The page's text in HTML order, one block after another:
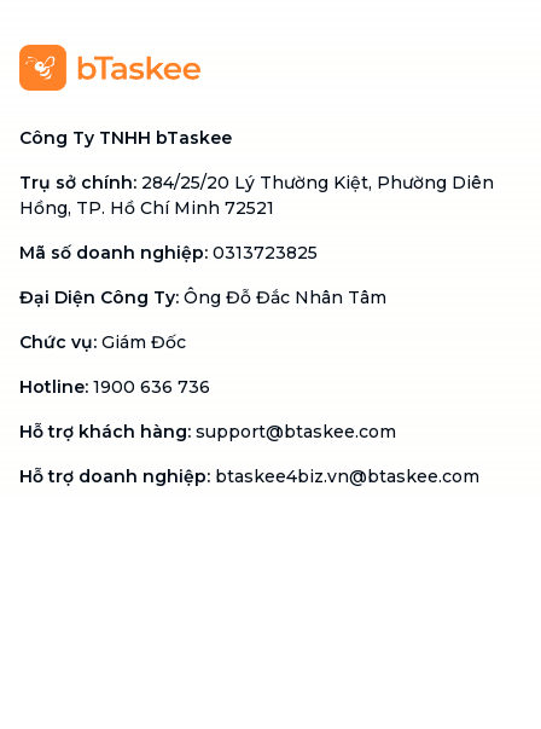
Công Ty TNHH bTaskee
Trụ sở chính: 284/25/20 Lý Thường Kiệt, Phường Diên
Hồng, TP. Hồ Chí Minh 72521
Mã số doanh nghiệp: 0313723825
Đại Diện Công Ty: Ông Đỗ Đắc Nhân Tâm
Chức vụ: Giám Đốc
Hotline: 1900 636 736
Hỗ trợ khách hàng: support@btaskee.com
Hỗ trợ doanh nghiệp: btaskee4biz.vn@btaskee.com